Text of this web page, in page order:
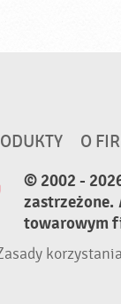
O
© 2002 -
zastrzeżone.
towarowym
korzystania